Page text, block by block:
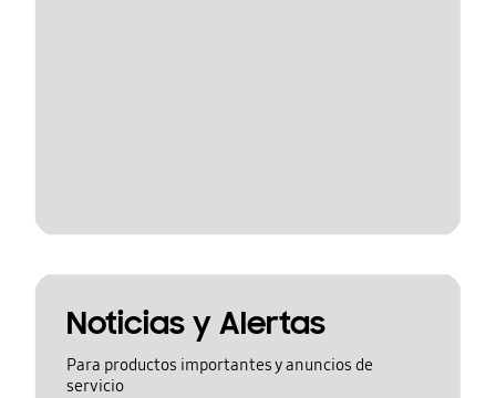
Noticias y Alertas
Para productos importantes y anuncios de
servicio